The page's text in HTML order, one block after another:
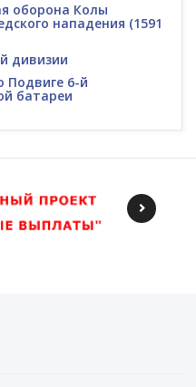
оборона Колы
нападения (1591
дивизии
Подвиге 6-й
батареи